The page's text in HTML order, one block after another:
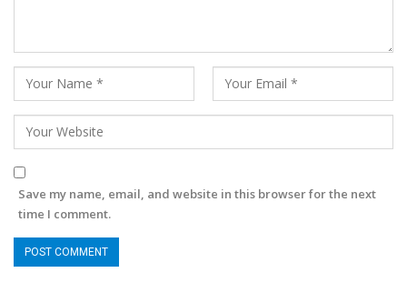
Save my name, email, and website in this browser for the next
time I comment.